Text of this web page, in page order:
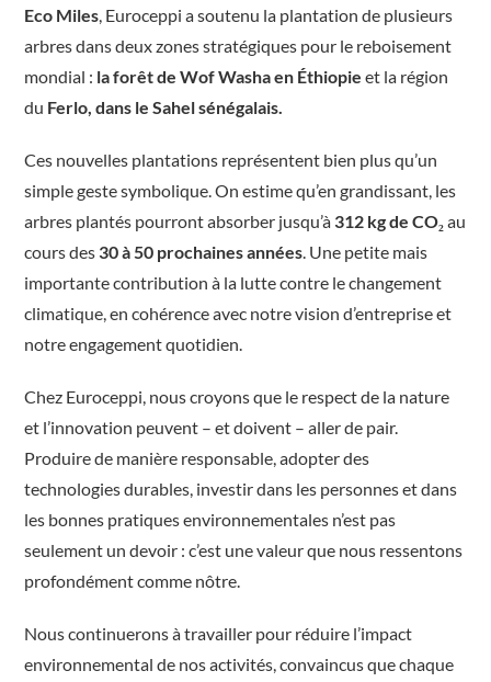
Eco Miles , Euroceppi a soutenu la plantation de plusieurs
arbres dans deux zones stratégiques pour le reboisement
mondial : la forêt de Wof Washa en Éthiopie et la région
du Ferlo, dans le Sahel sénégalais.
Ces nouvelles plantations représentent bien plus qu’un
simple geste symbolique. On estime qu’en grandissant, les
arbres plantés pourront absorber jusqu’à 312 kg de CO₂ au
cours des 30 à 50 prochaines années . Une petite mais
importante contribution à la lutte contre le changement
climatique, en cohérence avec notre vision d’entreprise et
notre engagement quotidien.
Chez Euroceppi, nous croyons que le respect de la nature
et l’innovation peuvent – et doivent – aller de pair.
Produire de manière responsable, adopter des
technologies durables, investir dans les personnes et dans
les bonnes pratiques environnementales n’est pas
seulement un devoir : c’est une valeur que nous ressentons
profondément comme nôtre.
Nous continuerons à travailler pour réduire l’impact
environnemental de nos activités, convaincus que chaque